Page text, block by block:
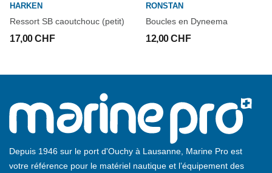
HARKEN
Ressort SB caoutchouc (petit)
17,00 CHF
RONSTAN
Boucles en Dyneema
12,00 CHF
Depuis 1946 sur le port d'Ouchy à Lausanne, Marine Pro est
votre référence pour le matériel nautique et l’équipement des